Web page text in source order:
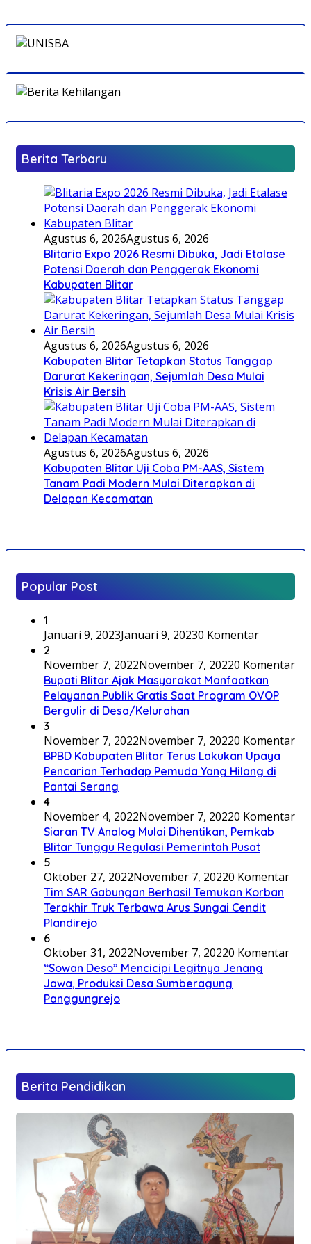
Berita Terbaru
Agustus 6, 2026Agustus 6, 2026
Blitaria Expo 2026 Resmi Dibuka, Jadi Etalase
Potensi Daerah dan Penggerak Ekonomi
Kabupaten Blitar
Agustus 6, 2026Agustus 6, 2026
Kabupaten Blitar Tetapkan Status Tanggap
Darurat Kekeringan, Sejumlah Desa Mulai
Krisis Air Bersih
Agustus 6, 2026Agustus 6, 2026
Kabupaten Blitar Uji Coba PM-AAS, Sistem
Tanam Padi Modern Mulai Diterapkan di
Delapan Kecamatan
Popular Post
1
Januari 9, 2023Januari 9, 20230 Komentar
2
November 7, 2022November 7, 20220 Komentar
Bupati Blitar Ajak Masyarakat Manfaatkan
Pelayanan Publik Gratis Saat Program OVOP
Bergulir di Desa/Kelurahan
3
November 7, 2022November 7, 20220 Komentar
BPBD Kabupaten Blitar Terus Lakukan Upaya
Pencarian Terhadap Pemuda Yang Hilang di
Pantai Serang
4
November 4, 2022November 7, 20220 Komentar
Siaran TV Analog Mulai Dihentikan, Pemkab
Blitar Tunggu Regulasi Pemerintah Pusat
5
Oktober 27, 2022November 7, 20220 Komentar
Tim SAR Gabungan Berhasil Temukan Korban
Terakhir Truk Terbawa Arus Sungai Cendit
Plandirejo
6
Oktober 31, 2022November 7, 20220 Komentar
“Sowan Deso” Mencicipi Legitnya Jenang
Jawa, Produksi Desa Sumberagung
Panggungrejo
Berita Pendidikan